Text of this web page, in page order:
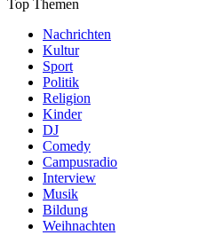
Top Themen
Nachrichten
Kultur
Sport
Politik
Religion
Kinder
DJ
Comedy
Campusradio
Interview
Musik
Bildung
Weihnachten